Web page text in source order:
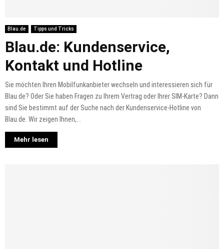
Blau.de Tipps und Tricks
Blau.de: Kundenservice,
Kontakt und Hotline
Sie möchten Ihren Mobilfunkanbieter wechseln und interessieren sich für
Blau.de? Oder Sie haben Fragen zu Ihrem Vertrag oder Ihrer SIM-Karte? Dann
sind Sie bestimmt auf der Suche nach der Kundenservice-Hotline von
Blau.de. Wir zeigen Ihnen,...
Mehr lesen